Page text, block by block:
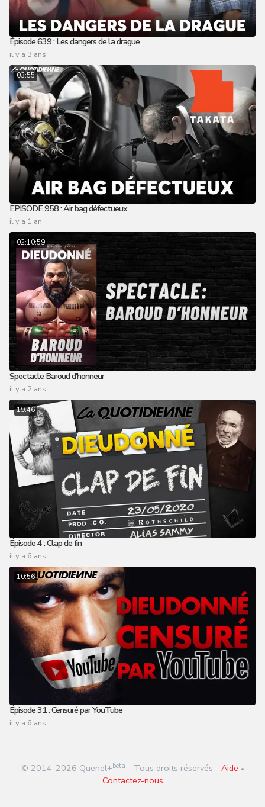
Épisode 639 : Les dangers de la drague
il y a 3 ans
03:55
EPISODE 958 : Air bag défectueux
il y a 1 an
02:10:59
Spectacle Baroud d'honneur
il y a 2 ans
19:46
Épisode 4 : Clap de fin
il y a 6 ans
10:56
Épisode 31 : Censuré par YouTube
il y a 6 ans
© 2014-2026 Quenel+beta - Tous droits réservés - Aide •
Contactez-nous